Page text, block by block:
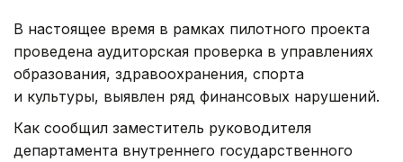
В настоящее время в рамках пилотного проекта
проведена аудиторская проверка в управлениях
образования, здравоохранения, спорта
и культуры, выявлен ряд финансовых нарушений.
Как сообщил заместитель руководителя
департамента внутреннего государственного